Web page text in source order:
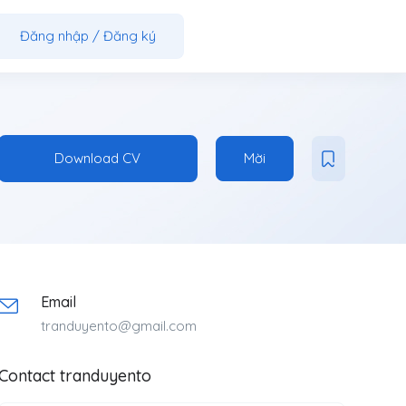
Đăng nhập / Đăng ký
Download CV Mời
Email
tranduyento@gmail.com
tranduyento